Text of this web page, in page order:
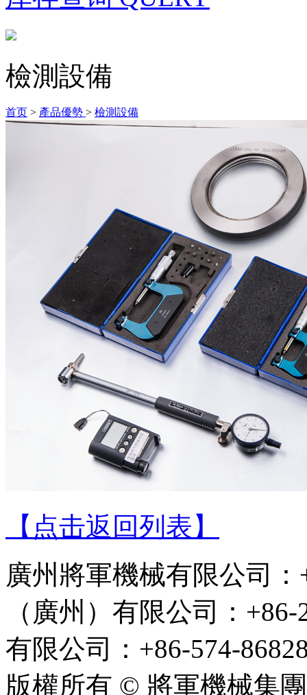
檢測設備
首页 > 產品優勢 > 檢測設備
【点击返回列表】
廣州將軍機械有限公司
（廣州）有限公司：
有限公司：+86-574-
版權所有 © 將軍機械